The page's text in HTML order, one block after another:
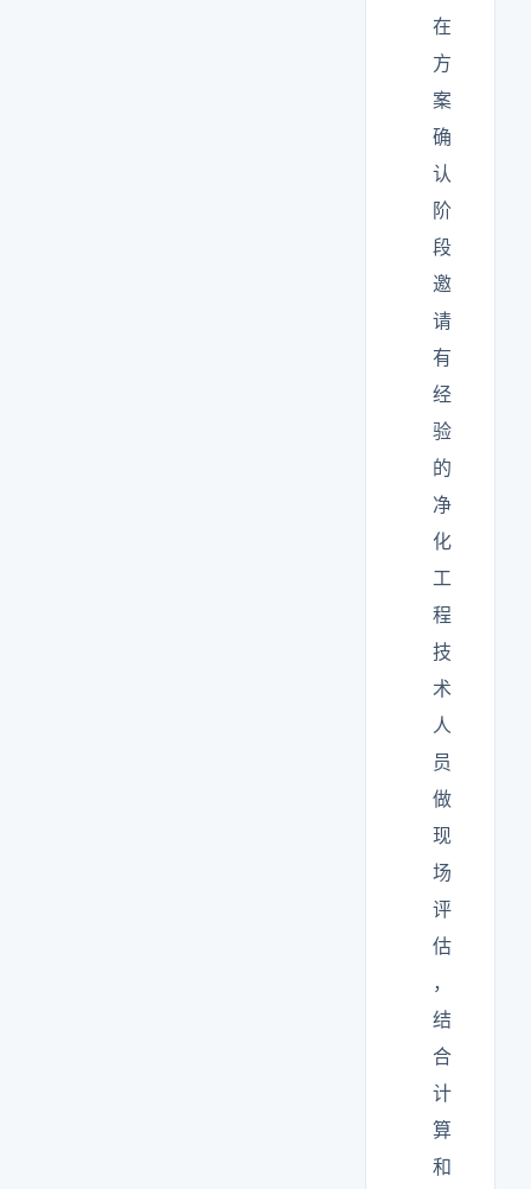
在
方
案
确
认
阶
段
邀
请
有
经
验
的
净
化
工
程
技
术
人
员
做
现
场
评
估
，
结
合
计
算
和